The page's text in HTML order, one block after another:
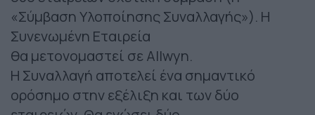
«Σύμβαση Υλοποίησης Συναλλαγής»). Η
Συνενωμένη Εταιρεία
θα μετονομαστεί σε Allwyn.
Η Συναλλαγή αποτελεί ένα σημαντικό
ορόσημο στην εξέλιξη και των δύο